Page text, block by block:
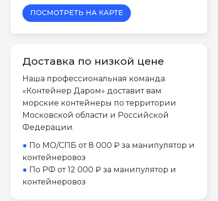
ПОСМОТРЕТЬ НА КАРТЕ
Доставка по низкой цене
Наша профессиональная команда
«Контейнер Даром» доставит вам
морские контейнеры по территории
Московской области и Российской
Федерации.
● По МО/СПБ от 8 000 ₽ за манипулятор и
контейнеровоз
● По РФ от 12 000 ₽ за манипулятор и
контейнеровоз